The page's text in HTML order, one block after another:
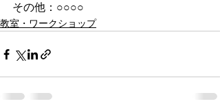
その他：○○○○
教室・ワークショップ